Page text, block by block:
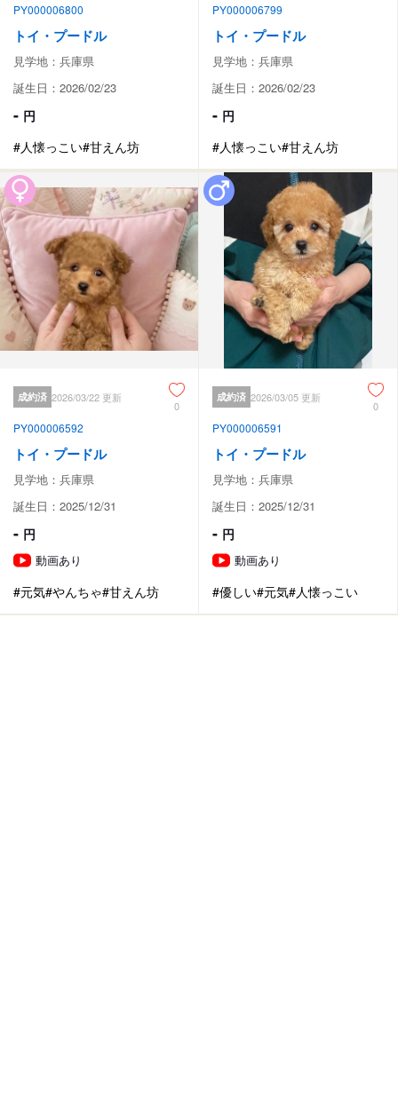
PY000006800
トイ・プードル
見学地：兵庫県
誕生日：2026/02/23
- 円
#人懐っこい#甘えん坊
PY000006799
トイ・プードル
見学地：兵庫県
誕生日：2026/02/23
- 円
#人懐っこい#甘えん坊
成約済 2026/03/22 更新
0
PY000006592
トイ・プードル
見学地：兵庫県
誕生日：2025/12/31
- 円
動画あり
#元気#やんちゃ#甘えん坊
成約済 2026/03/05 更新
0
PY000006591
トイ・プードル
見学地：兵庫県
誕生日：2025/12/31
- 円
動画あり
#優しい#元気#人懐っこい